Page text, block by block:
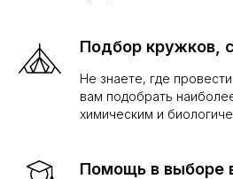
Подбор кружков,
Не знаете, где
вам подобрать
химическим и
Помощь в выборе